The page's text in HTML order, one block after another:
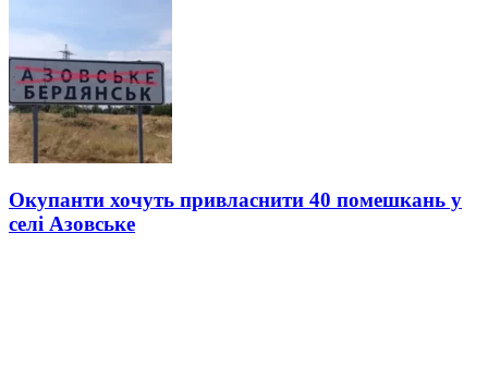
Окупанти хочуть привласнити 40 помешкань у
селі Азовське